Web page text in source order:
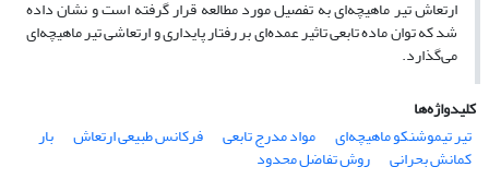
ارتعاش تیر ماهیچه‌ای به تفصیل مورد مطالعه قرار گرفته است و نشان داده
شد که توان ماده تابعی تاثیر عمده‌ای بر رفتار پایداری و ارتعاشی تیر ماهیچه‌ای
می‌گذارد.
کلیدواژه‌ها
تیر تیموشنکو ماهیچه‌ای
مواد مدرج تابعی فرکانس طبیعی ارتعاش بار
کمانش بحرانی
روش تفاضل محدود